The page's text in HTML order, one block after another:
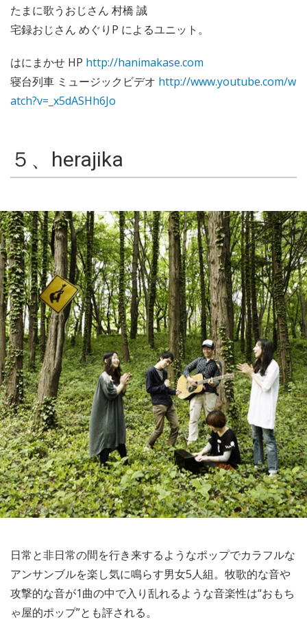
たまに歌うおじさん 村橋 誠
宅録おじさん めぐりP によるユニット。
はにまかせ HP http://hanimakase.com
寝台列車 ミュージックビデオ http://www.youtube.com/w
atch?v=_x5dASHh6Jo
５、herajika
日常と非日常の間を行き来するようなポップでカラフルな
アンサンブルを楽し気に鳴らす男女5人組。牧歌的な音や
攻撃的な音が1曲の中で入り乱れるような音楽性は“おもち
ゃ屋的ポップ”とも評される。